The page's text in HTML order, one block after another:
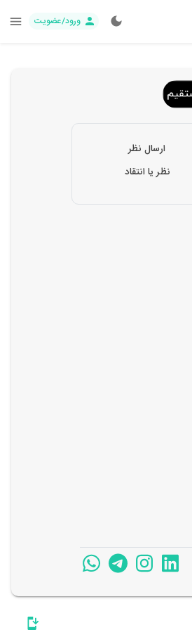
ورود/عضویت
ارسال نظر
نظر یا انتقاد